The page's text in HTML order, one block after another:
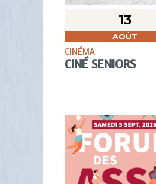
13
AOÛT
CINÉMA
CINÉ SENIORS